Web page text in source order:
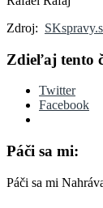
Zdroj:
Zdieľaj tento
Twitter
Facebook
Páči sa mi:
Páči sa mi